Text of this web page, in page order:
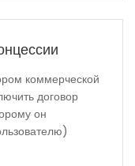
коммерческой
договор
он